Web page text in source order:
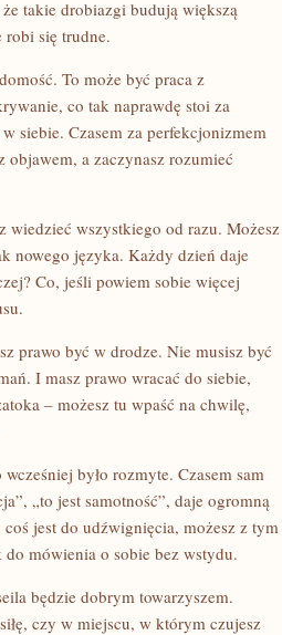
takie drobiazgi budują większą
robi się trudne.
To może być praca z
co tak naprawdę stoi za
siebie. Czasem za perfekcjonizmem
objawem, a zaczynasz rozumieć
wiedzieć wszystkiego od razu. Możesz
nowego języka. Każdy dzień daje
Co, jeśli powiem sobie więcej
prawo być w drodze. Nie musisz być
I masz prawo wracać do siebie,
– możesz tu wpaść na chwilę,
było rozmyte. Czasem sam
„to jest samotność”, daje ogromną
jest do udźwignięcia, możesz z tym
mówienia o sobie bez wstydu.
będzie dobrym towarzyszem.
czy w miejscu, w którym czujesz